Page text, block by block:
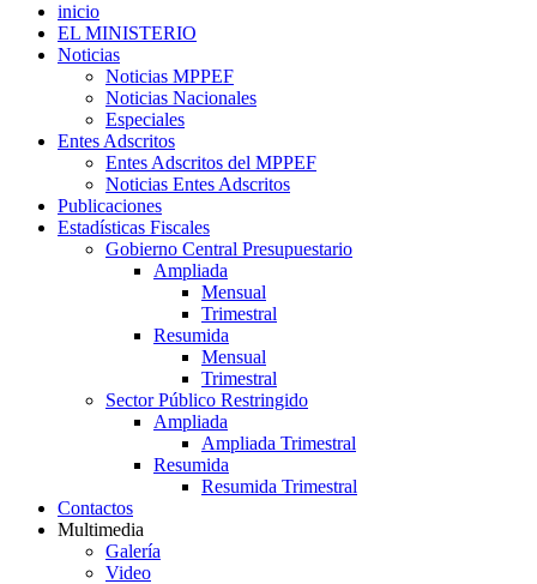
inicio
EL MINISTERIO
Noticias
Noticias MPPEF
Noticias Nacionales
Especiales
Entes Adscritos
Entes Adscritos del MPPEF
Noticias Entes Adscritos
Publicaciones
Estadísticas Fiscales
Gobierno Central Presupuestario
Ampliada
Mensual
Trimestral
Resumida
Mensual
Trimestral
Sector Público Restringido
Ampliada
Ampliada Trimestral
Resumida
Resumida Trimestral
Contactos
Multimedia
Galería
Video